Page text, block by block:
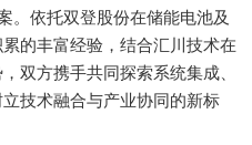
。依托双登股份在储能电池及
的丰富经验，结合汇川技术在
双方携手共同探索系统集成、
技术融合与产业协同的新标